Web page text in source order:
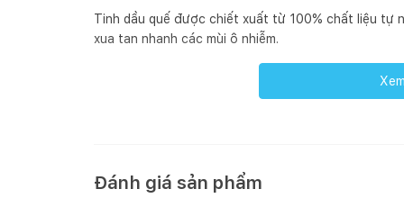
Tinh dầu quế được chiết xuất từ 100% chất liệu tự
xua tan nhanh các mùi ô nhiễm.
Đánh giá sản phẩm